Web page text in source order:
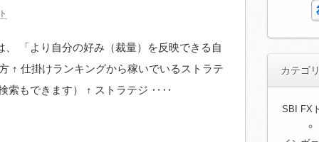
「より自分の好み（裁量）を反映できる自
↑ 仕掛けランキングから稼いでいるストラテ
索もできます） ↑ ストラテジ ‥‥
カテゴ
SBI FX